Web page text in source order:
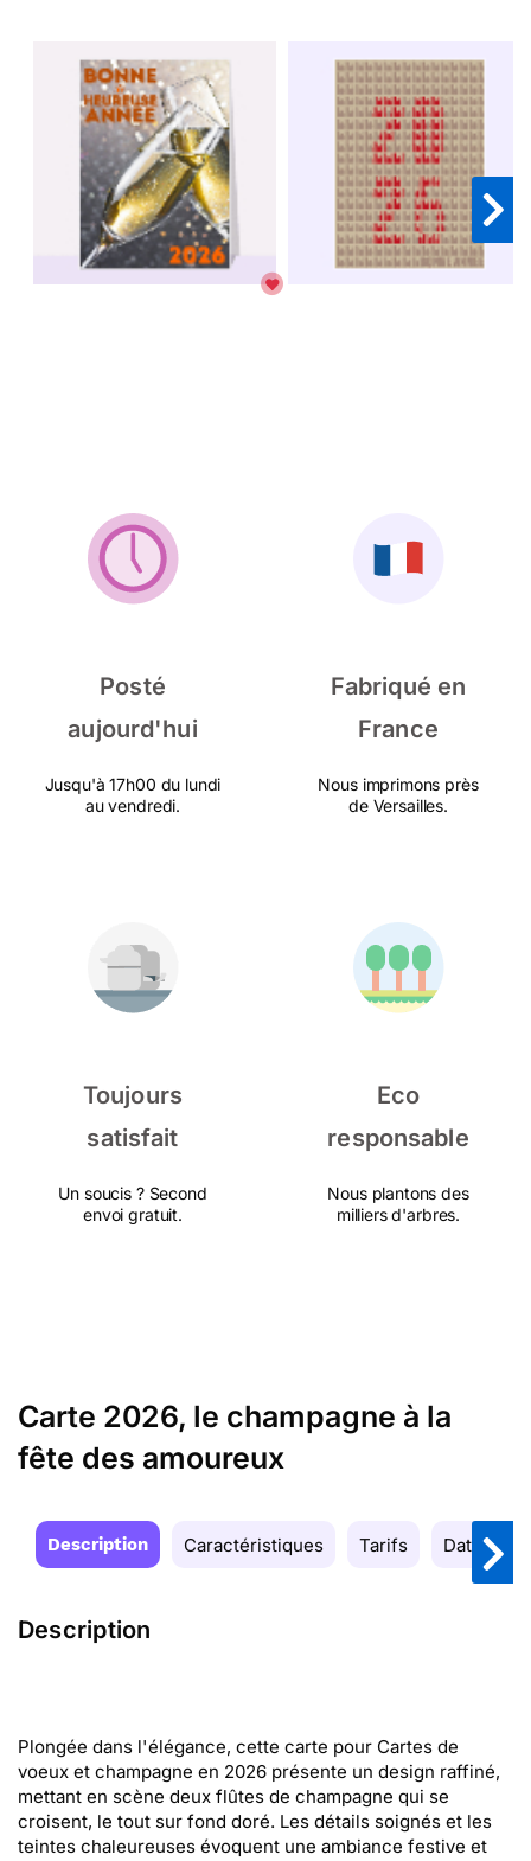
Posté
aujourd'hui
Jusqu'à 17h00 du lundi
au vendredi.
Fabriqué en
France
Nous imprimons près
de Versailles.
Toujours
satisfait
Un soucis ? Second
envoi gratuit.
Eco
responsable
Nous plantons des
milliers d'arbres.
Carte 2026, le champagne à la
fête des amoureux
Description Caractéristiques Tarifs Date de
Description
Plongée dans l'élégance, cette carte pour Cartes de
voeux et champagne en 2026 présente un design raffiné,
mettant en scène deux flûtes de champagne qui se
croisent, le tout sur fond doré. Les détails soignés et les
teintes chaleureuses évoquent une ambiance festive et